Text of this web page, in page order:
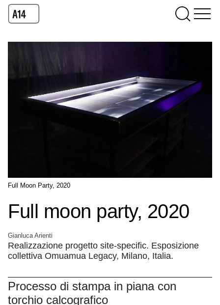
Full Moon Party, 2020
Full moon party, 2020
Gianluca Arienti
Realizzazione progetto site-specific. Esposizione
collettiva Omuamua Legacy, Milano, Italia.
Processo di stampa in piana con
torchio calcografico